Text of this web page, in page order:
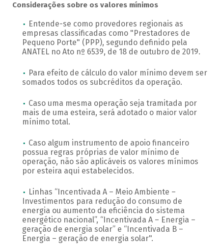
Considerações sobre os valores mínimos
Entende-se como provedores regionais as
empresas classificadas como "Prestadores de
Pequeno Porte" (PPP), segundo definido pela
ANATEL no Ato nº 6539, de 18 de outubro de 2019.
Para efeito de cálculo do valor mínimo devem ser
somados todos os subcréditos da operação.
Caso uma mesma operação seja tramitada por
mais de uma esteira, será adotado o maior valor
mínimo total.
Caso algum instrumento de apoio financeiro
possua regras próprias de valor mínimo de
operação, não são aplicáveis os valores mínimos
por esteira aqui estabelecidos.
Linhas “Incentivada A – Meio Ambiente –
Investimentos para redução do consumo de
energia ou aumento da eficiência do sistema
energético nacional”, “Incentivada A – Energia –
geração de energia solar” e “Incentivada B –
Energia – geração de energia solar".